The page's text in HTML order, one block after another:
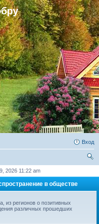
Вход
2026 11:22 am
в обществе
из регионов о позитивных
различных прошедших